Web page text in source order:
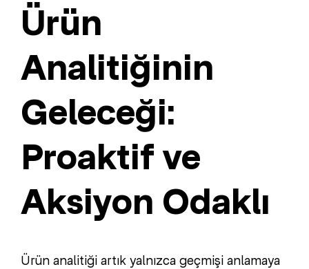
Ürün
Analitiğinin
Geleceği:
Proaktif ve
Aksiyon Odaklı
Ürün analitiği artık yalnızca geçmişi anlamaya